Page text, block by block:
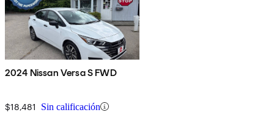
2024 Nissan Versa S FWD
$18,481 Sin calificación